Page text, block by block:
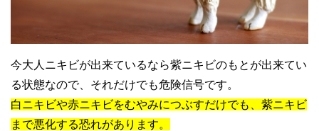
今大人ニキビが出来ているなら紫ニキビのもとが出来てい
る状態なので、それだけでも危険信号です。
白ニキビや赤ニキビをむやみにつぶすだけでも、紫ニキビ
まで悪化する恐れがあります。